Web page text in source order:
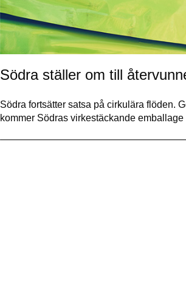
Södra ställer om till
Södra fortsätter satsa på cirkulära flöden.
kommer Södras virkestäckande